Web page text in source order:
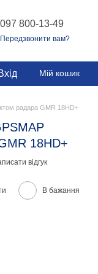
097 800-13-49
Передзвонити вам?
Мій кошик
радара GMR 18HD+
18HD+
відгук
В бажання